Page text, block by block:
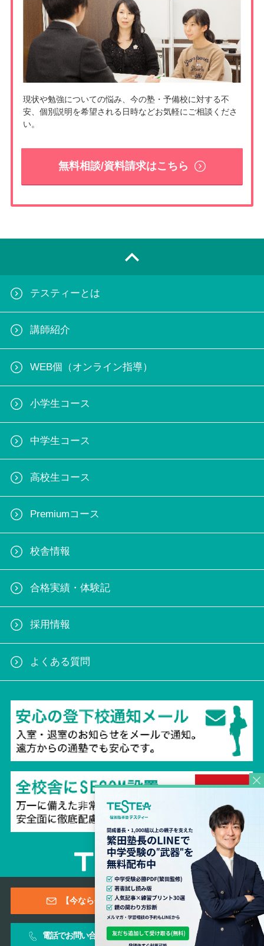
現状や勉強についての悩み、今の塾・予備校に対する不
安、個別説明を希望される日時などお気軽にご相談くださ
い。
無料相談/資料請求はこちら
【今なら登録特典あり！】メールマガジン
電話でお問い合わせ お問い合わせフォーム
テスティーとは
講師紹介
WEB個（オンライン指導）
小学生コース
中学生コース
高校生コース
Premiumコース
校舎情報
合格実績・体験記
採用情報
よくある質問
Copyright © 2026 TESTEA CO., All Rights Reserved.